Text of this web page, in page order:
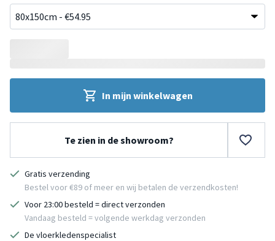
In mijn winkelwagen
Te zien in de showroom?
Gratis verzending
Bestel voor €89 of meer en wij betalen de verzendkosten!
Voor 23:00 besteld = direct verzonden
Vandaag besteld = volgende werkdag verzonden
De vloerkledenspecialist